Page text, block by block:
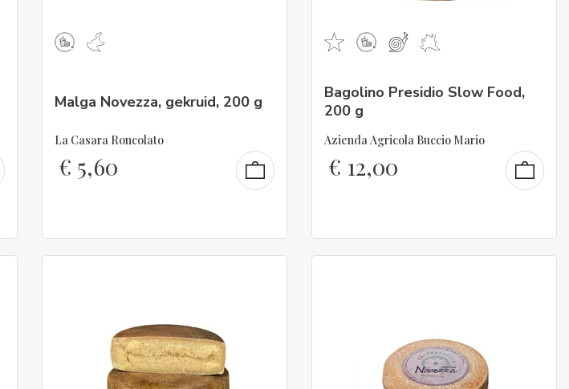
Malga Novezza, gekruid, 200 g
La Casara Roncolato
€ 5,60
Bagolino Presidio Slow Food,
200 g
Azienda Agricola Buccio Mario
€ 12,00